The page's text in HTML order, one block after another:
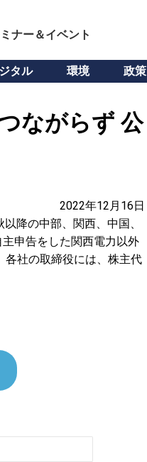
ナー＆イベント
タル 環境 政策
ながらず 公
2022年12月16日
降の中部、関西、中国、
申告をした関西電力以外
各社の取締役には、株主代